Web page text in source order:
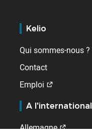
Kelio
Qui sommes-nous ?
Contact
Emploi
A l'international
Allemagne